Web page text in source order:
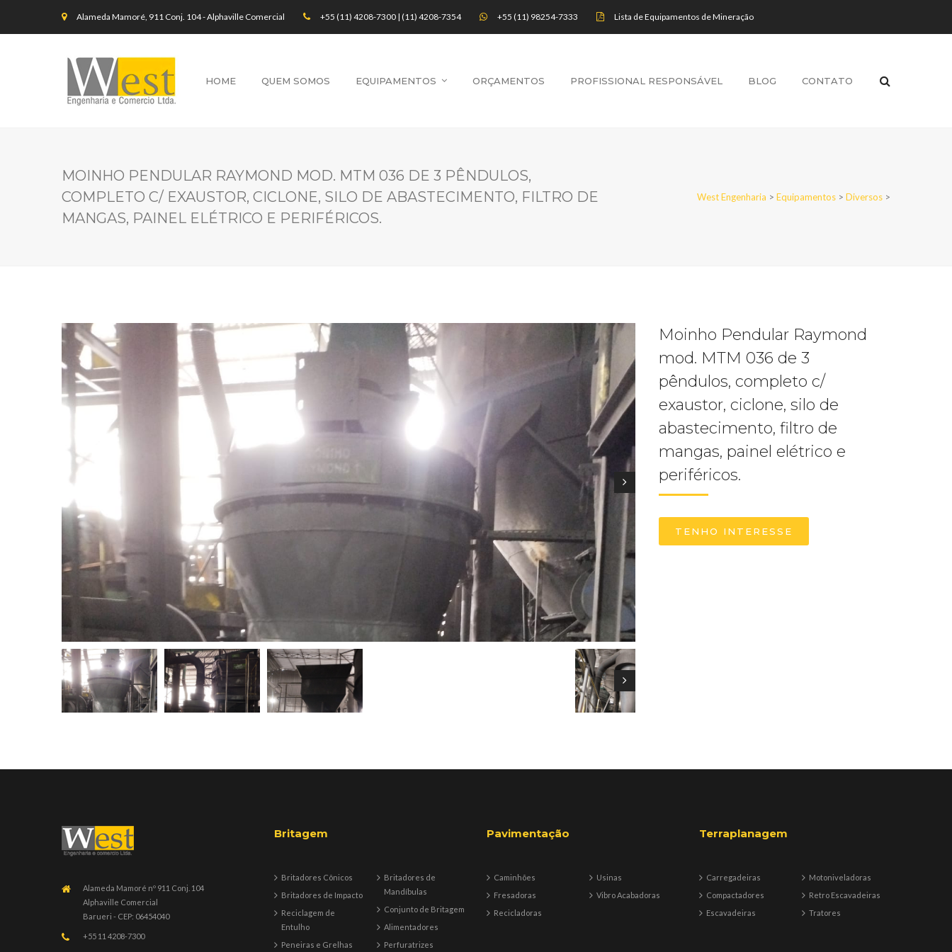
Alameda Mamoré, 911 Conj. 104 - Alphaville Comercial +55 (11) 4208-7300 | (11) 4208-7354 +55 (11) 98254-7333 Lista de Equipamentos de Mineração
HOME QUEM SOMOS EQUIPAMENTOS ORÇAMENTOS PROFISSIONAL RESPONSÁVEL BLOG CONTATO
MOINHO PENDULAR RAYMOND MOD. MTM 036 DE 3 PÊNDULOS,
COMPLETO C/ EXAUSTOR, CICLONE, SILO DE ABASTECIMENTO, FILTRO DE
MANGAS, PAINEL ELÉTRICO E PERIFÉRICOS.
West Engenharia > Equipamentos > Diversos >
Moinho Pendular Raymond
mod. MTM 036 de 3
pêndulos, completo c/
exaustor, ciclone, silo de
abastecimento, filtro de
mangas, painel elétrico e
periféricos.
TENHO INTERESSE
Alameda Mamoré nº 911 Conj. 104
Alphaville Comercial
Barueri - CEP: 06454040
+55 11 4208-7300
Britagem
Britadores Cônicos
Britadores de Impacto
Reciclagem de
Entulho
Peneiras e Grelhas
Britadores de
Mandíbulas
Conjunto de Britagem
Alimentadores
Perfuratrizes
Pavimentação
Caminhões
Fresadoras
Recicladoras
Usinas
Vibro Acabadoras
Terraplanagem
Carregadeiras
Compactadores
Escavadeiras
Motoniveladoras
Retro Escavadeiras
Tratores